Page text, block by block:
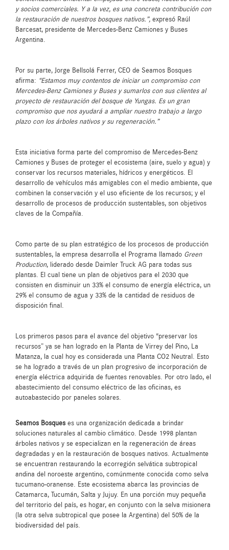
y socios comerciales. Y a la vez, es una concreta contribución con
la restauración de nuestros bosques nativos.”, expresó Raúl
Barcesat, presidente de Mercedes-Benz Camiones y Buses
Argentina.
Por su parte, Jorge Bellsolá Ferrer, CEO de Seamos Bosques
afirma: “Estamos muy contentos de iniciar un compromiso con
Mercedes-Benz Camiones y Buses y sumarlos con sus clientes al
proyecto de restauración del bosque de Yungas. Es un gran
compromiso que nos ayudará a ampliar nuestro trabajo a largo
plazo con los árboles nativos y su regeneración.”
Esta iniciativa forma parte del compromiso de Mercedes-Benz
Camiones y Buses de proteger el ecosistema (aire, suelo y agua) y
conservar los recursos materiales, hídricos y energéticos. El
desarrollo de vehículos más amigables con el medio ambiente, que
combinen la conservación y el uso eficiente de los recursos; y el
desarrollo de procesos de producción sustentables, son objetivos
claves de la Compañía.
Como parte de su plan estratégico de los procesos de producción
sustentables, la empresa desarrolla el Programa llamado Green
Production, liderado desde Daimler Truck AG para todas sus
plantas. El cual tiene un plan de objetivos para el 2030 que
consisten en disminuir un 33% el consumo de energía eléctrica, un
29% el consumo de agua y 33% de la cantidad de residuos de
disposición final.
Los primeros pasos para el avance del objetivo “preservar los
recursos” ya se han logrado en la Planta de Virrey del Pino, La
Matanza, la cual hoy es considerada una Planta CO2 Neutral. Esto
se ha logrado a través de un plan progresivo de incorporación de
energía eléctrica adquirida de fuentes renovables. Por otro lado, el
abastecimiento del consumo eléctrico de las oficinas, es
autoabastecido por paneles solares.
Seamos Bosques es una organización dedicada a brindar
soluciones naturales al cambio climático. Desde 1998 plantan
árboles nativos y se especializan en la regeneración de áreas
degradadas y en la restauración de bosques nativos. Actualmente
se encuentran restaurando la ecorregión selvática subtropical
andina del noroeste argentino, comúnmente conocida como selva
tucumano-oranense. Este ecosistema abarca las provincias de
Catamarca, Tucumán, Salta y Jujuy. En una porción muy pequeña
del territorio del país, es hogar, en conjunto con la selva misionera
(la otra selva subtropical que posee la Argentina) del 50% de la
biodiversidad del país.